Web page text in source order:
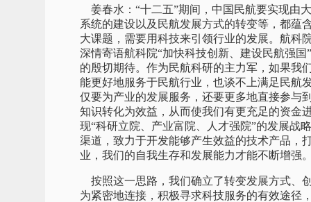
姜春水：“十二五”期间，中国民航要实现由
系统的建设以及民航发展方式的转变等，都蕴
大课题，需要用科技来引领行业的发展。航科
深情寄语航科院“加快科技创新、建设民航强
的殷切期待。作为民航科研的主力军，如果我
能更好地服务于民航行业，也谈不上满足民航
仅要为产业的发展服务，还要更多地直接参与
知识转化为效益，从而使我们有更充足的资金
现“科研立院、产业富院、人才强院”的发展战
渠道，致力于开发能够产生效益的技术产品，
业，我们的自我生存和发展能力才能不断增强
按照这一思路，我们确立了转变发展方式、
为紧密地连接，积极寻求科技服务的有效途径